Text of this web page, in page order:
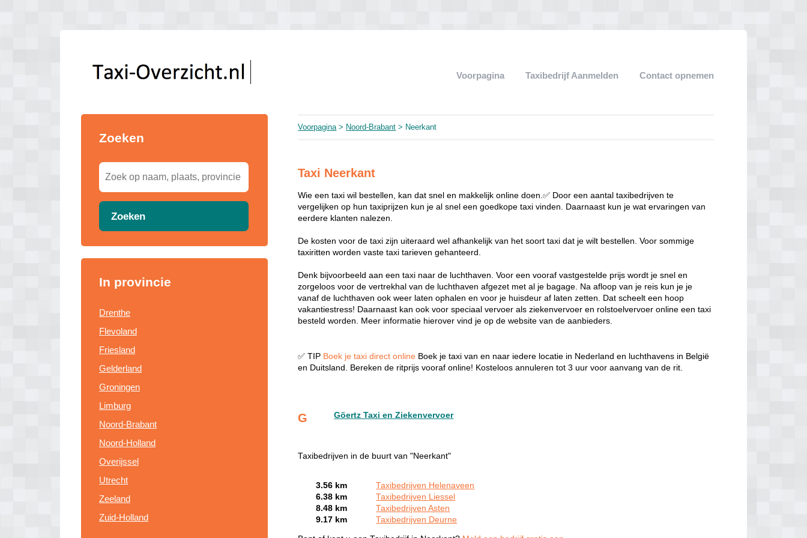
Voorpagina Taxibedrijf Aanmelden Contact opnemen
Zoeken
Zoeken
In provincie
Drenthe
Flevoland
Friesland
Gelderland
Groningen
Limburg
Noord-Brabant
Noord-Holland
Overijssel
Utrecht
Zeeland
Zuid-Holland
Voorpagina> Noord-Brabant > Neerkant
Taxi Neerkant
Wie een taxi wil bestellen, kan dat snel en makkelijk online doen.✅ Door een aantal taxibedrijven te
vergelijken op hun taxiprijzen kun je al snel een goedkope taxi vinden. Daarnaast kun je wat ervaringen van
eerdere klanten nalezen.
De kosten voor de taxi zijn uiteraard wel afhankelijk van het soort taxi dat je wilt bestellen. Voor sommige
taxiritten worden vaste taxi tarieven gehanteerd.
Denk bijvoorbeeld aan een taxi naar de luchthaven. Voor een vooraf vastgestelde prijs wordt je snel en
zorgeloos voor de vertrekhal van de luchthaven afgezet met al je bagage. Na afloop van je reis kun je je
vanaf de luchthaven ook weer laten ophalen en voor je huisdeur af laten zetten. Dat scheelt een hoop
vakantiestress! Daarnaast kan ook voor speciaal vervoer als ziekenvervoer en rolstoelvervoer online een taxi
besteld worden. Meer informatie hierover vind je op de website van de aanbieders.
✅ TIP Boek je taxi direct online Boek je taxi van en naar iedere locatie in Nederland en luchthavens in België
en Duitsland. Bereken de ritprijs vooraf online! Kosteloos annuleren tot 3 uur voor aanvang van de rit.
G Göertz Taxi en Ziekenvervoer
Taxibedrijven in de buurt van "Neerkant"
3.56 km
Taxibedrijven Helenaveen
6.38 km
Taxibedrijven Liessel
8.48 km
Taxibedrijven Asten
9.17 km
Taxibedrijven Deurne